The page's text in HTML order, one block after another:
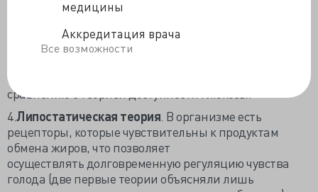
медицины
Аккредитация врача
Все возможности
промежуточного мозга, где находятся центральные
терморецепторы, вызывает изменение пищевого
поведения в соответствии с этой теорией.
ВЫВОД: это менее убедительная теория по
сравнению с теорией доступности глюкозы.
4.Липостатическая теория . В организме есть
рецепторы, которые чувствительны к продуктам
обмена жиров, что позволяет
осуществлять долговременную регуляцию чувства
голода (две первые теории объясняли лишь